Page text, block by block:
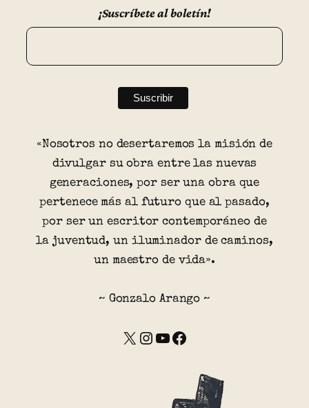
¡Suscríbete al boletín!
«Nosotros no desertaremos la misión de
divulgar su obra entre las nuevas
generaciones, por ser una obra que
pertenece más al futuro que al pasado,
por ser un escritor contemporáneo de
la juventud, un iluminador de caminos,
un maestro de vida».
~ Gonzalo Arango ~
X Instagram YouTube Facebook